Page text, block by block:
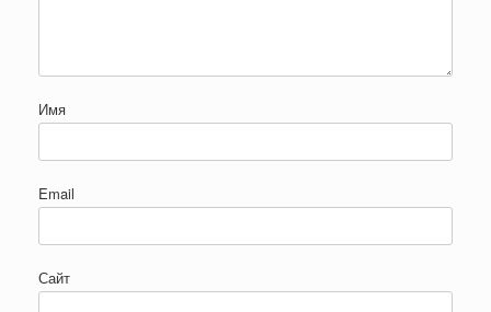
Имя
Email
Сайт